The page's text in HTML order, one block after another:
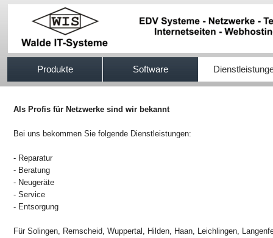
Produkte Software
Als Profis für Netzwerke sind wir bekannt
Bei uns bekommen Sie folgende Dienstleistungen:
- Reparatur
- Beratung
- Neugeräte
- Service
- Entsorgung
Für Solingen, Remscheid, Wuppertal, Hilden, Haan, Leichlingen,